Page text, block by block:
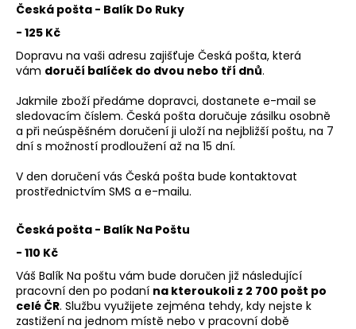
Česká pošta - Balík Do Ruky
- 125 Kč
Dopravu na vaši adresu zajišťuje Česká pošta, která
vám doručí balíček do dvou nebo tří dnů.
Jakmile zboží předáme dopravci, dostanete e-mail se
sledovacím číslem. Česká pošta doručuje zásilku osobně
a při neúspěšném doručení ji uloží na nejbližší poštu, na 7
dní s možností prodloužení až na 15 dní.
V den doručení vás Česká pošta bude kontaktovat
prostřednictvím SMS a e-mailu.
Česká pošta - Balík Na Poštu
- 110 Kč
Váš Balík Na poštu vám bude doručen již následující
pracovní den po podaní na kteroukoli z 2 700 pošt po
celé ČR. Službu využijete zejména tehdy, kdy nejste k
zastižení na jednom místě nebo v pracovní době
j
e
t
e
n
á
j
s
ť
?
HĽADAŤ